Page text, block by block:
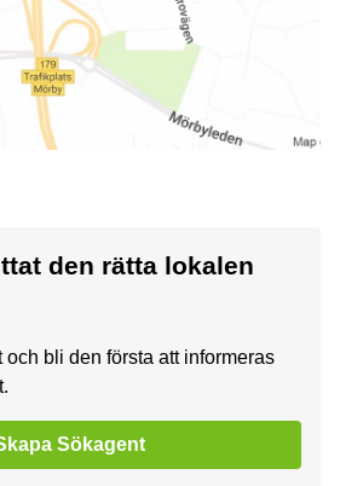
den rätta lokalen
bli den första att informeras
Sökagent